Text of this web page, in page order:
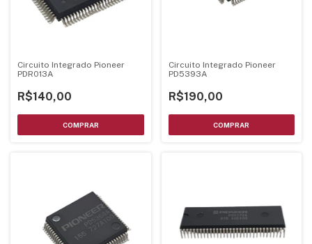
Circuito Integrado Pioneer
PDR013A
R$140,00
Circuito Integrado Pioneer
PD5393A
R$190,00